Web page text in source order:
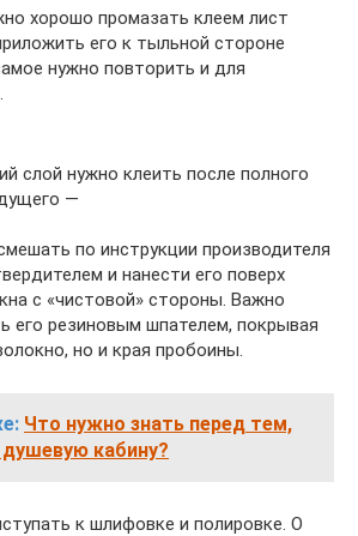
хорошо промазать клеем лист
его к тыльной стороне
нужно повторить и для
слой нужно клеить после полного
—
по инструкции производителя
и нанести его поверх
с «чистовой» стороны. Важно
его резиновым шпателем, покрывая
но и края пробоины.
Что нужно знать перед тем,
кабину?
к шлифовке и полировке. О